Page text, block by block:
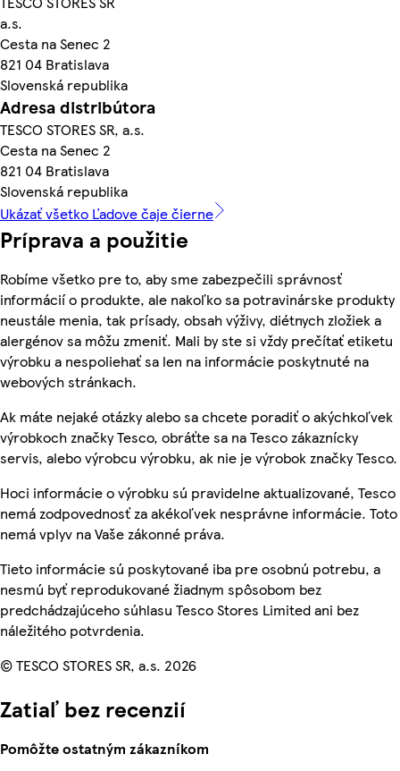
a.s.
Cesta na Senec 2
821 04 Bratislava
Slovenská republika
Adresa distribútora
TESCO STORES SR, a.s.
Cesta na Senec 2
821 04 Bratislava
Slovenská republika
Ukázať všetko Ľadove čaje čierne
Príprava a použitie
Robíme všetko pre to, aby sme zabezpečili správnosť
informácií o produkte, ale nakoľko sa potravinárske produkty
neustále menia, tak prísady, obsah výživy, diétnych zložiek a
alergénov sa môžu zmeniť. Mali by ste si vždy prečítať etiketu
výrobku a nespoliehať sa len na informácie poskytnuté na
webových stránkach.
Ak máte nejaké otázky alebo sa chcete poradiť o akýchkoľvek
výrobkoch značky Tesco, obráťte sa na Tesco zákaznícky
servis, alebo výrobcu výrobku, ak nie je výrobok značky Tesco.
Hoci informácie o výrobku sú pravidelne aktualizované, Tesco
nemá zodpovednosť za akékoľvek nesprávne informácie. Toto
nemá vplyv na Vaše zákonné práva.
Tieto informácie sú poskytované iba pre osobnú potrebu, a
nesmú byť reprodukované žiadnym spôsobom bez
predchádzajúceho súhlasu Tesco Stores Limited ani bez
náležitého potvrdenia.
© TESCO STORES SR, a.s. 2026
Zatiaľ bez recenzií
Pomôžte ostatným zákazníkom